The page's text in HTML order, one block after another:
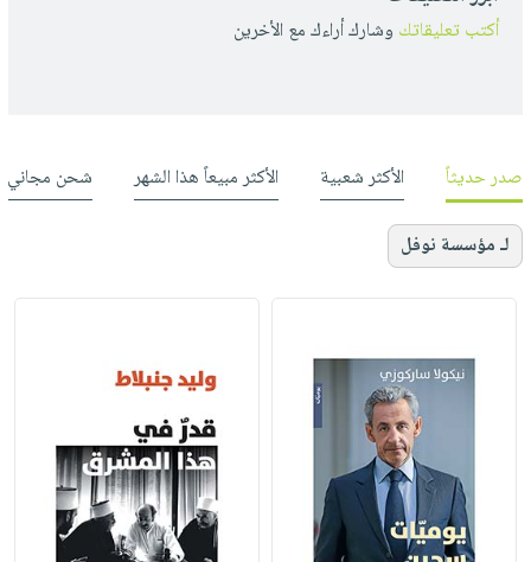
أكتب تعليقاتك وشارك أراءك مع الأخرين
صدر حديثاً الأكثر شعبية الأكثر مبيعاً هذا الشهر شحن مجاني
لـ مؤسسة نوفل